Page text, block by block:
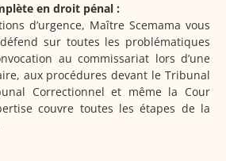
en droit pénal :
d’urgence, Maître Scemama vous
sur toutes les problématiques
au commissariat lors d’une
aux procédures devant le Tribunal
Correctionnel et même la Cour
couvre toutes les étapes de la